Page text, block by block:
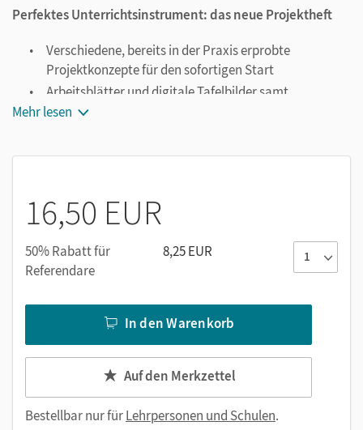
Perfektes Unterrichtsinstrument: das neue Projektheft
Verschiedene, bereits in der Praxis erprobte
Projektkonzepte für den sofortigen Start
Arbeitsblätter und digitale Tafelbilder samt
Verlaufsplanungsvorschlag und didaktischen
Neue didaktische Ideen – der perfekte Fundus für
Mehr lesen
16,50 EUR
50% Rabatt für
Referendare
8,25 EUR
In den Warenkorb
Auf den Merkzettel
Bestellbar nur fürLehrpersonen und Schulen.